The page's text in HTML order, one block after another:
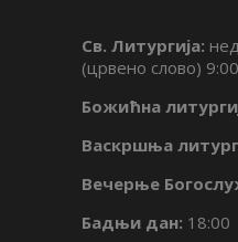
Св. Литургија:
(црвено слово) 9:00
Божићна
Васкршња
Вечерње
Бадњи дан: 18:00